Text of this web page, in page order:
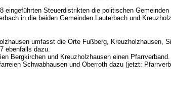
eingeführten Steuerdistrikten die politischen
in die beiden Gemeinden Lauterbach und
umfasst die Orte Fußberg, Kreuzholzhausen,
ebenfalls dazu.
Bergkirchen und Kreuzholzhausen einen Pfarrverband.
Schwabhausen und Oberroth dazu (jetzt: